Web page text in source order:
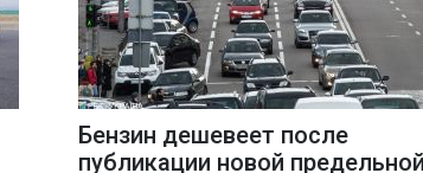
Бензин дешевеет после
публикации новой предельной